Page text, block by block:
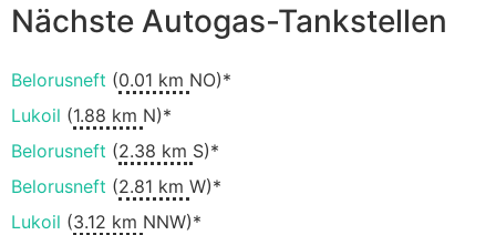
Nächste Autogas-Tankstellen
Belorusneft (0.01 km NO)*
Lukoil (1.88 km N)*
Belorusneft (2.38 km S)*
Belorusneft (2.81 km W)*
Lukoil (3.12 km NNW)*